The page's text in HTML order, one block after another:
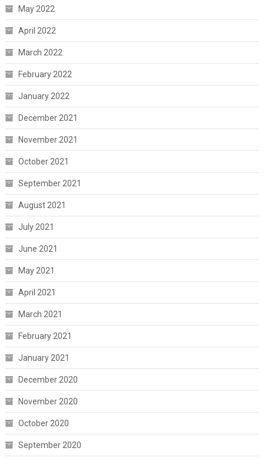
May 2022
April 2022
March 2022
February 2022
January 2022
December 2021
November 2021
October 2021
September 2021
August 2021
July 2021
June 2021
May 2021
April 2021
March 2021
February 2021
January 2021
December 2020
November 2020
October 2020
September 2020